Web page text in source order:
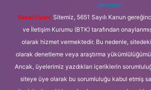
@karabul
Yasal Uyarı: Sitemiz, 5651 Sayılı Kanun
ve İletişim Kurumu (BTK) tarafından
olarak hizmet vermektedir. Bu nedenle,
olarak denetleme veya araştırma
Ancak, üyelerimiz yazdıkları içeriklerin
siteye üye olarak bu sorumluluğu kabul etmiş